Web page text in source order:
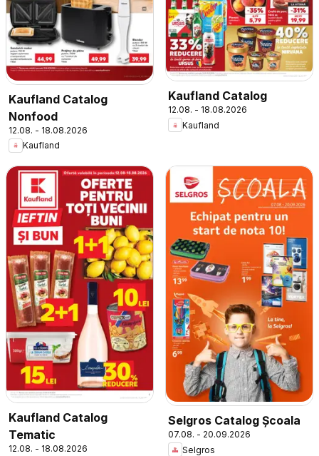
Kaufland Catalog
Nonfood
12.08. - 18.08.2026
Kaufland
Kaufland Catalog
12.08. - 18.08.2026
Kaufland
Kaufland Catalog
Tematic
12.08. - 18.08.2026
Selgros Catalog Şcoala
07.08. - 20.09.2026
Selgros